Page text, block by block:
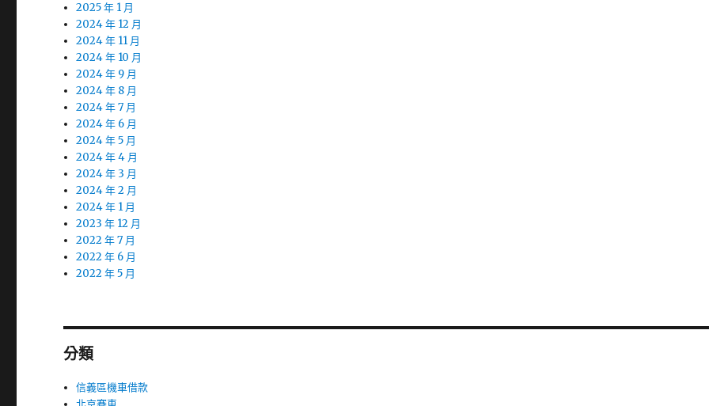
2025 年 1 月
2024 年 12 月
2024 年 11 月
2024 年 10 月
2024 年 9 月
2024 年 8 月
2024 年 7 月
2024 年 6 月
2024 年 5 月
2024 年 4 月
2024 年 3 月
2024 年 2 月
2024 年 1 月
2023 年 12 月
2022 年 7 月
2022 年 6 月
2022 年 5 月
分類
信義區機車借款